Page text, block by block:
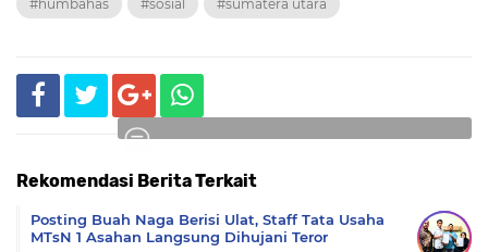
#humbahas #sosial #sumatera utara
Rekomendasi Berita Terkait
Posting Buah Naga Berisi Ulat, Staff Tata Usaha
MTsN 1 Asahan Langsung Dihujani Teror